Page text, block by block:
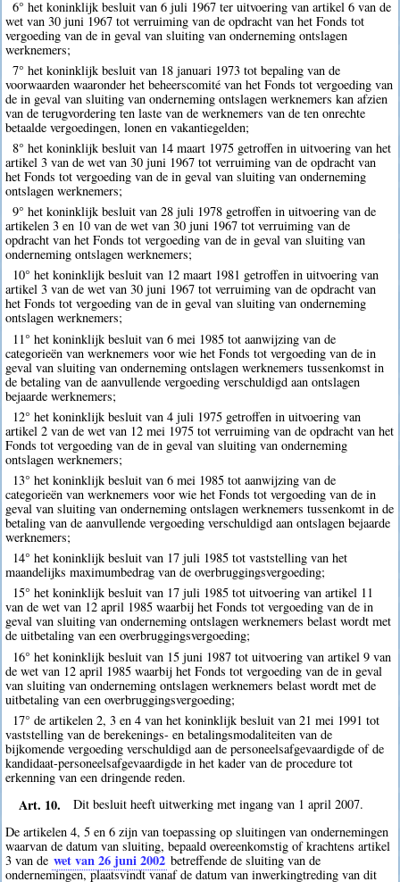
6° het koninklijk besluit van 6 juli 1967 ter uitvoering van artikel 6 van de
wet van 30 juni 1967 tot verruiming van de opdracht van het Fonds tot
vergoeding van de in geval van sluiting van onderneming ontslagen
werknemers;
7° het koninklijk besluit van 18 januari 1973 tot bepaling van de
voorwaarden waaronder het beheerscomité van het Fonds tot vergoeding van
de in geval van sluiting van onderneming ontslagen werknemers kan afzien
van de terugvordering ten laste van de werknemers van de ten onrechte
betaalde vergoedingen, lonen en vakantiegelden;
8° het koninklijk besluit van 14 maart 1975 getroffen in uitvoering van het
artikel 3 van de wet van 30 juni 1967 tot verruiming van de opdracht van
het Fonds tot vergoeding van de in geval van sluiting van onderneming
ontslagen werknemers;
9° het koninklijk besluit van 28 juli 1978 getroffen in uitvoering van de
artikelen 3 en 10 van de wet van 30 juni 1967 tot verruiming van de
opdracht van het Fonds tot vergoeding van de in geval van sluiting van
onderneming ontslagen werknemers;
10° het koninklijk besluit van 12 maart 1981 getroffen in uitvoering van
artikel 3 van de wet van 30 juni 1967 tot verruiming van de opdracht van
het Fonds tot vergoeding van de in geval van sluiting van onderneming
ontslagen werknemers;
11° het koninklijk besluit van 6 mei 1985 tot aanwijzing van de
categorieën van werknemers voor wie het Fonds tot vergoeding van de in
geval van sluiting van onderneming ontslagen werknemers tussenkomst in
de betaling van de aanvullende vergoeding verschuldigd aan ontslagen
bejaarde werknemers;
12° het koninklijk besluit van 4 juli 1975 getroffen in uitvoering van
artikel 2 van de wet van 12 mei 1975 tot verruiming van de opdracht van het
Fonds tot vergoeding van de in geval van sluiting van onderneming
ontslagen werknemers;
13° het koninklijk besluit van 6 mei 1985 tot aanwijzing van de
categorieën van werknemers voor wie het Fonds tot vergoeding van de in
geval van sluiting van onderneming ontslagen werknemers tussenkomt in de
betaling van de aanvullende vergoeding verschuldigd aan ontslagen bejaarde
werknemers;
14° het koninklijk besluit van 17 juli 1985 tot vaststelling van het
maandelijks maximumbedrag van de overbruggingsvergoeding;
15° het koninklijk besluit van 17 juli 1985 tot uitvoering van artikel 11
van de wet van 12 april 1985 waarbij het Fonds tot vergoeding van de in
geval van sluiting van onderneming ontslagen werknemers belast wordt met
de uitbetaling van een overbruggingsvergoeding;
16° het koninklijk besluit van 15 juni 1987 tot uitvoering van artikel 9 van
de wet van 12 april 1985 waarbij het Fonds tot vergoeding van de in geval
van sluiting van onderneming ontslagen werknemers belast wordt met de
uitbetaling van een overbruggingsvergoeding;
17° de artikelen 2, 3 en 4 van het koninklijk besluit van 21 mei 1991 tot
vaststelling van de berekenings- en betalingsmodaliteiten van de
bijkomende vergoeding verschuldigd aan de personeelsafgevaardigde of de
kandidaat-personeelsafgevaardigde in het kader van de procedure tot
erkenning van een dringende reden.
Art. 10.
Dit besluit heeft uitwerking met ingang van 1 april 2007.
De artikelen 4, 5 en 6 zijn van toepassing op sluitingen van ondernemingen
waarvan de datum van sluiting, bepaald overeenkomstig of krachtens artikel
3 van de wet van 26 juni 2002 betreffende de sluiting van de
ondernemingen, plaatsvindt vanaf de datum van inwerkingtreding van dit